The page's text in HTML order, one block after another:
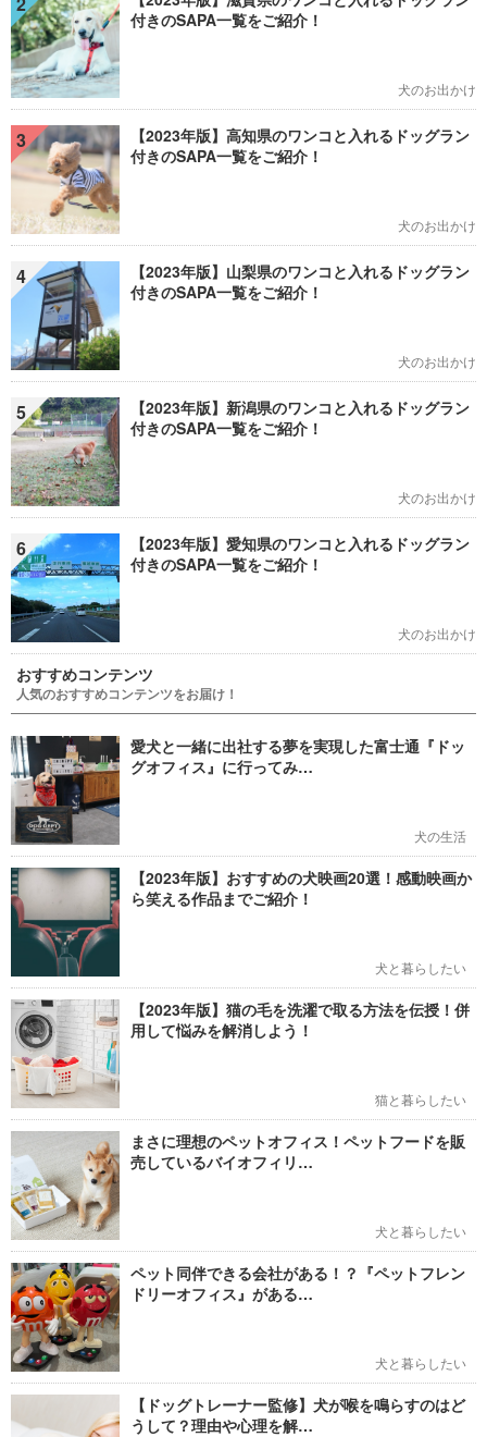
付きのSAPA一覧をご紹介！
犬のお出かけ
3
【2023年版】高知県のワンコと入れるドッグラン
付きのSAPA一覧をご紹介！
犬のお出かけ
4
【2023年版】山梨県のワンコと入れるドッグラン
付きのSAPA一覧をご紹介！
犬のお出かけ
5
【2023年版】新潟県のワンコと入れるドッグラン
付きのSAPA一覧をご紹介！
犬のお出かけ
6
【2023年版】愛知県のワンコと入れるドッグラン
付きのSAPA一覧をご紹介！
犬のお出かけ
おすすめコンテンツ
人気のおすすめコンテンツをお届け！
愛犬と一緒に出社する夢を実現した富士通『ドッ
グオフィス』に行ってみ…
犬の生活
【2023年版】おすすめの犬映画20選！感動映画か
ら笑える作品までご紹介！
犬と暮らしたい
【2023年版】猫の毛を洗濯で取る方法を伝授！併
用して悩みを解消しよう！
猫と暮らしたい
まさに理想のペットオフィス！ペットフードを販
売しているバイオフィリ…
犬と暮らしたい
ペット同伴できる会社がある！？『ペットフレン
ドリーオフィス』がある…
犬と暮らしたい
【ドッグトレーナー監修】犬が喉を鳴らすのはど
うして？理由や心理を解…